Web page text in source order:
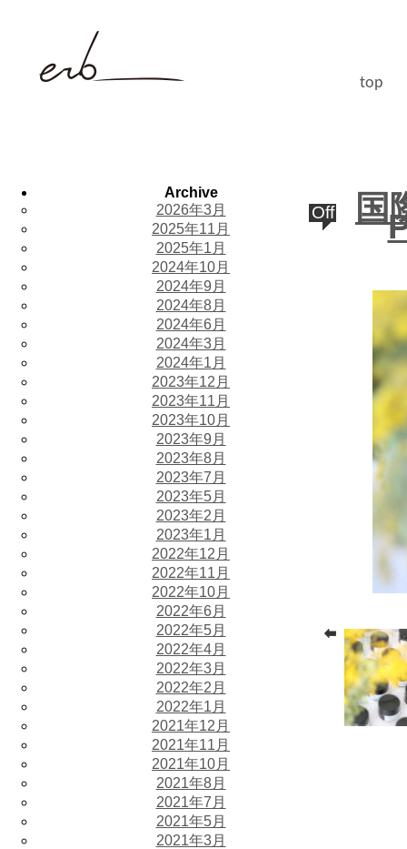
top
Off 国
Archive
2026年3月
2025年11月
2025年1月
2024年10月
2024年9月
2024年8月
2024年6月
2024年3月
2024年1月
2023年12月
2023年11月
2023年10月
2023年9月
2023年8月
2023年7月
2023年5月
2023年2月
2023年1月
2022年12月
2022年11月
2022年10月
2022年6月
2022年5月
2022年4月
2022年3月
2022年2月
2022年1月
2021年12月
2021年11月
2021年10月
2021年8月
2021年7月
2021年5月
2021年3月